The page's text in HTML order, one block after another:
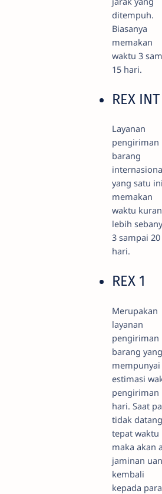
ditempuh.
Biasanya
memakan
waktu 3
15 hari.
REX INT
Layanan
pengiriman
barang
yang satu ini
memakan
waktu
lebih
3 sampai 20
hari.
REX 1
Merupakan
layanan
pengiriman
barang yang
mempunyai
estimasi
pengiriman
hari. Saat
tidak datang
tepat waktu
maka akan
jaminan
kembali
kepada para